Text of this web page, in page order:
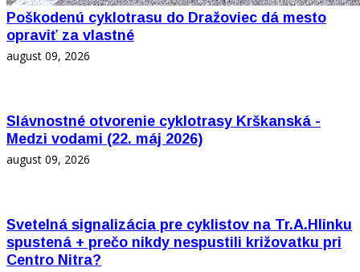
Poškodenú cyklotrasu do Dražoviec dá mesto
opraviť za vlastné
august 09, 2026
Slávnostné otvorenie cyklotrasy Krškanská -
Medzi vodami (22. máj 2026)
august 09, 2026
Svetelná signalizácia pre cyklistov na Tr.A.Hlinku
spustená + prečo nikdy nespustili križovatku pri
Centro Nitra?